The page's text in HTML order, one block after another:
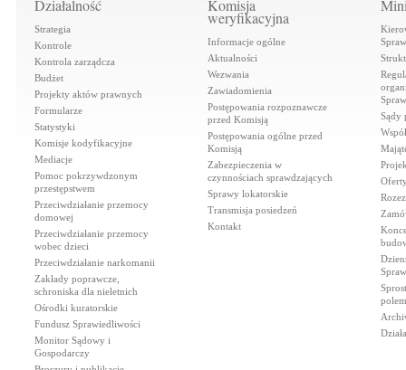
Działalność
Strategia
Kontrole
Kontrola zarządcza
Budżet
Projekty aktów prawnych
Formularze
Statystyki
Komisje kodyfikacyjne
Mediacje
Pomoc pokrzywdzonym
przestępstwem
Przeciwdziałanie przemocy
domowej
Przeciwdziałanie przemocy
wobec dzieci
Przeciwdziałanie narkomanii
Zakłady poprawcze,
schroniska dla nieletnich
Ośrodki kuratorskie
Fundusz Sprawiedliwości
Monitor Sądowy i
Gospodarczy
Komisja
weryfikacyjna
Informacje ogólne
Aktualności
Wezwania
Zawiadomienia
Postępowania rozpoznawcze
przed Komisją
Postępowania ogólne przed
Komisją
Zabezpieczenia w
czynnościach sprawdzających
Sprawy lokatorskie
Transmisja posiedzeń
Kontakt
Sądy